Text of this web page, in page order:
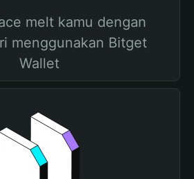
melt kamu dengan
menggunakan Bitget
Wallet